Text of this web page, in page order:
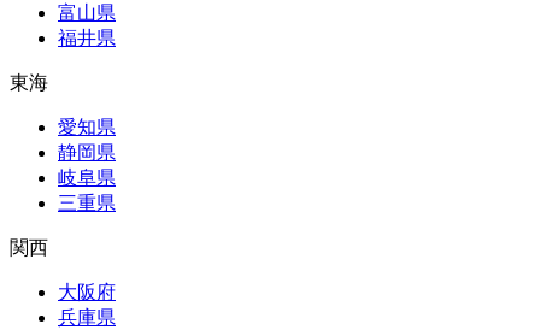
富山県
福井県
東海
愛知県
静岡県
岐阜県
三重県
関西
大阪府
兵庫県